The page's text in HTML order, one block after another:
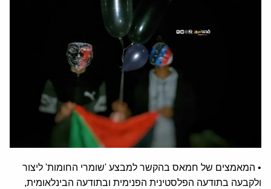
• המאמצים של חמאס בהקשר למבצע 'שומרי החומות' ליצור
ולקבעה בתודעה הפלסטינית הפנימית ובתודעה הבינלאומית,